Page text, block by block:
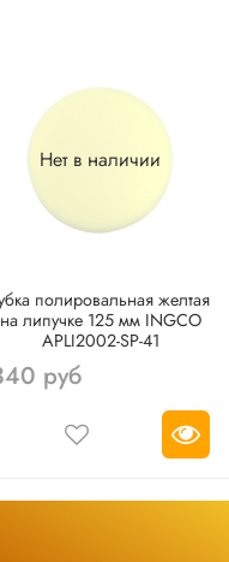
Нет в наличии
полировальная желтая
на липучке 125 мм INGCO
APLI2002-SP-41
руб